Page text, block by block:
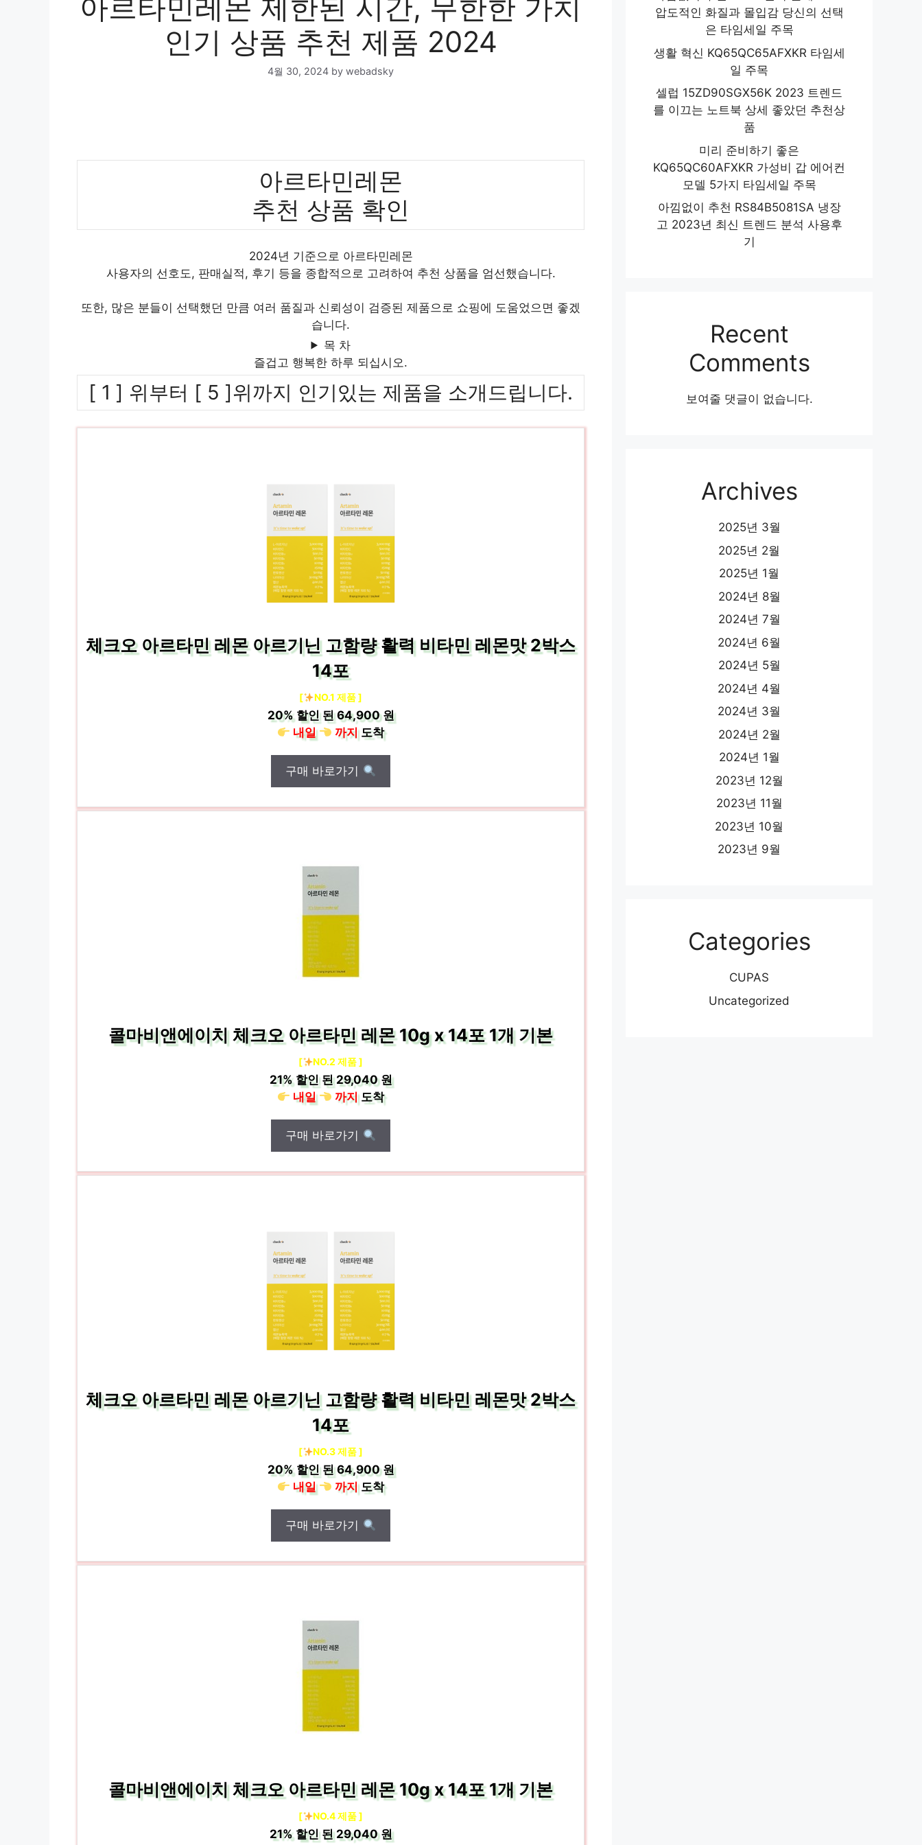
아르타민레몬 제한된 시간, 무한한 가치
인기 상품 추천 제품 2024
4월 30, 2024 by webadsky
아르타민레몬
추천 상품 확인
2024년 기준으로 아르타민레몬
사용자의 선호도, 판매실적, 후기 등을 종합적으로 고려하여 추천 상품을 엄선했습니다.
또한, 많은 분들이 선택했던 만큼 여러 품질과 신뢰성이 검증된 제품으로 쇼핑에 도움었으면 좋겠
습니다.
목 차
즐겁고 행복한 하루 되십시오.
[ 1 ] 위부터 [ 5 ]위까지 인기있는 제품을 소개드립니다.
체크오 아르타민 레몬 아르기닌 고함량 활력 비타민 레몬맛 2박스
14포
[ NO.1 제품 ]
20%할인 된64,900 원
내일
까지도착
구매 바로가기
콜마비앤에이치 체크오 아르타민 레몬 10g x 14포 1개 기본
[ NO.2 제품 ]
21%할인 된29,040 원
내일
까지도착
구매 바로가기
체크오 아르타민 레몬 아르기닌 고함량 활력 비타민 레몬맛 2박스
14포
[ NO.3 제품 ]
20%할인 된64,900 원
내일
까지도착
구매 바로가기
콜마비앤에이치 체크오 아르타민 레몬 10g x 14포 1개 기본
[ NO.4 제품 ]
21%할인 된29,040 원
압도적인 화질과 몰입감 당신의 선택
은 타임세일 주목
생활 혁신 KQ65QC65AFXKR 타임세
일 주목
셀럽 15ZD90SGX56K 2023 트렌드
를 이끄는 노트북 상세 좋았던 추천상
품
미리 준비하기 좋은
KQ65QC60AFXKR 가성비 갑 에어컨
모델 5가지 타임세일 주목
아낌없이 추천 RS84B5081SA 냉장
고 2023년 최신 트렌드 분석 사용후
기
Recent
Comments
보여줄 댓글이 없습니다.
Archives
2025년 3월
2025년 2월
2025년 1월
2024년 8월
2024년 7월
2024년 6월
2024년 5월
2024년 4월
2024년 3월
2024년 2월
2024년 1월
2023년 12월
2023년 11월
2023년 10월
2023년 9월
Categories
CUPAS
Uncategorized